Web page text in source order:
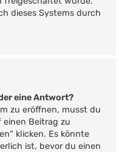
dieses Systems durch
eine Antwort?
zu eröffnen, musst du
einen Beitrag zu
klicken. Es könnte
ist, bevor du einen